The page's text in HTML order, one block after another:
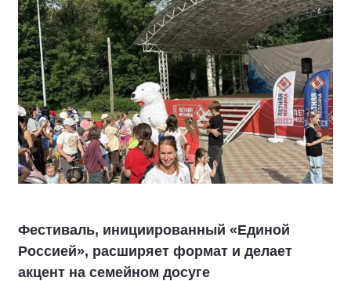
Фестиваль, инициированный «Единой
Россией», расширяет формат и делает
акцент на семейном досуге